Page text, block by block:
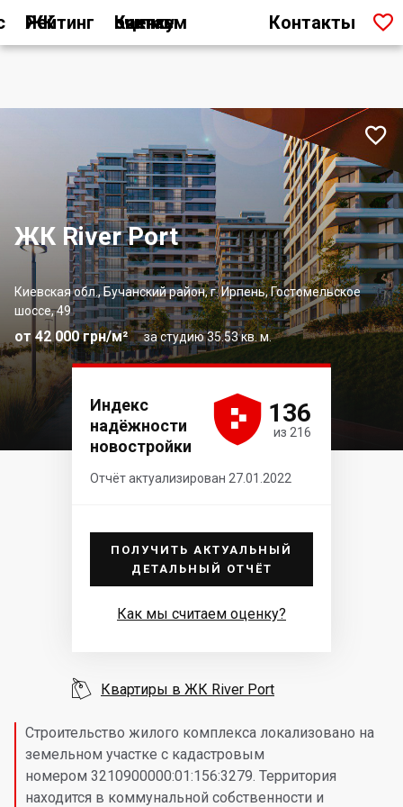
Рейтинг ЖК Как мы считаем оценку Контакты 
ЖК River Port
Киевская обл., Бучанский район, г. Ирпень, Гостомельское
шоссе, 49
за студию 35.53 кв. м.
от 42 000 грн/м²

Строительство жилого комплекса локализовано на
земельном участке с кадастровым
номером 3210900000:01:156:3279. Территория
находится в коммунальной собственности и
Индекс
надёжности
новостройки




 136
из 216
Отчёт актуализирован 27.01.2022
ПОЛУЧИТЬ АКТУАЛЬНЫЙ
ДЕТАЛЬНЫЙ ОТЧЁТ
Как мы считаем оценку?
 Квартиры в ЖК River Port